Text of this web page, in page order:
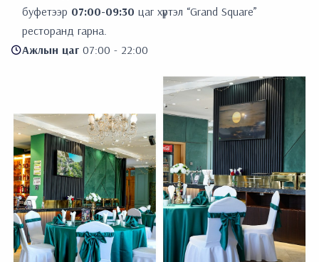
буфетээр 07:00-09:30 цаг хүртэл “Grand Square”
ресторанд гарна.
Ажлын цаг 07:00 - 22:00